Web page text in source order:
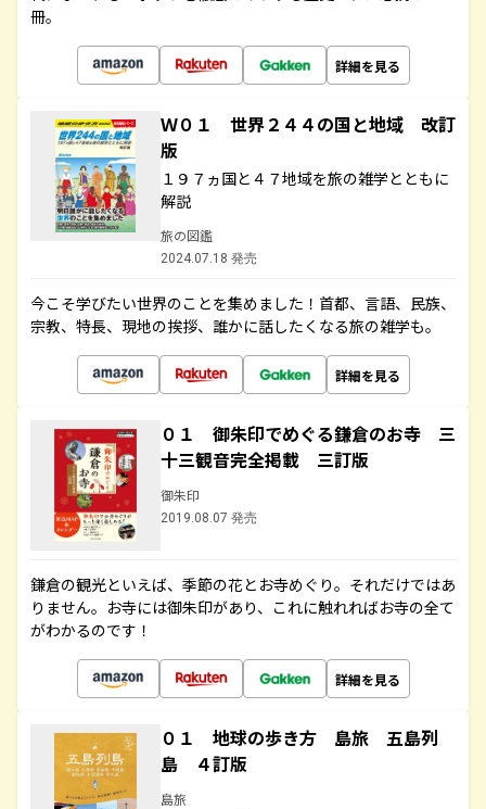
冊。
詳細を見る
Ｗ０１ 世界２４４の国と地域 改訂
版
１９７ヵ国と４７地域を旅の雑学とともに
解説
旅の図鑑
2024.07.18 発売
今こそ学びたい世界のことを集めました！首都、言語、民族、
宗教、特長、現地の挨拶、誰かに話したくなる旅の雑学も。
詳細を見る
０１ 御朱印でめぐる鎌倉のお寺 三
十三観音完全掲載 三訂版
御朱印
2019.08.07 発売
鎌倉の観光といえば、季節の花とお寺めぐり。それだけではあ
りません。お寺には御朱印があり、これに触れればお寺の全て
がわかるのです！
詳細を見る
０１ 地球の歩き方 島旅 五島列
島 ４訂版
島旅